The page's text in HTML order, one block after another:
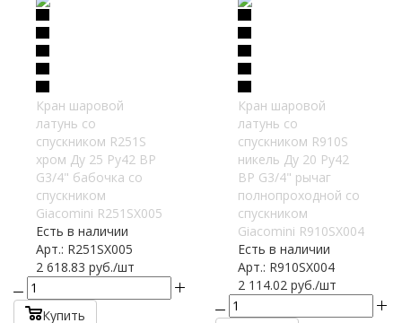
Кран шаровой
латунь со
спускником R251S
хром Ду 25 Ру42 ВР
G3/4" бабочка со
спускником
Giacomini R251SX005
Есть в наличии
Арт.: R251SX005
2 618.83 руб./шт
Купить
Кран шаровой
латунь со
спускником R910S
никель Ду 20 Ру42
ВР G3/4" рычаг
полнопроходной со
спускником
Giacomini R910SX004
Есть в наличии
Арт.: R910SX004
2 114.02руб./шт